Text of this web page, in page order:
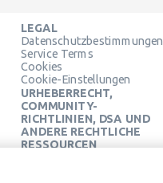
LEGAL
Datenschutzbestimmungen
Service Terms
Cookies
Cookie-Einstellungen
URHEBERRECHT,
COMMUNITY-
RICHTLINIEN, DSA UND
ANDERE RECHTLICHE
RESSOURCEN